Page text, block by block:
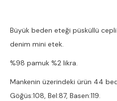
Büyük beden eteği püsküllü
denim mini etek.
%98 pamuk %2 likra.
Mankenin üzerindeki ürün 44
Göğüs:108, Bel:87, Basen:119.